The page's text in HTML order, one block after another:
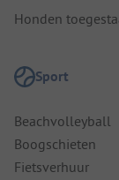
Honden
Sport
Beachvolleyball
Boogschieten
Fietsverhuur